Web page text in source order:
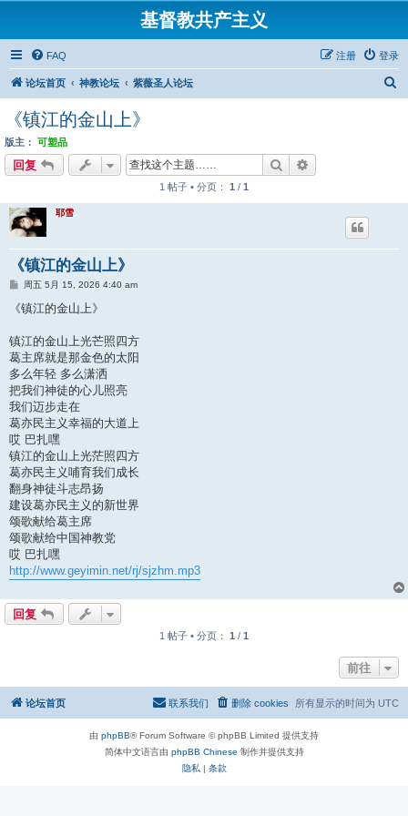
基督教共产主义
FAQ 登录
注册
论坛首页 神教论坛 紫薇圣人论坛
《镇江的金山上》
版主： 可塑品
回复 搜索
1 帖子 • 分页： 1 / 1
耶雪
《镇江的金山上》
帖周五 5月 15, 2026 4:40 am
《镇江的金山上》
镇江的金山上光芒照四方
葛主席就是那金色的太阳
多么年轻 多么潇洒
把我们神徒的心儿照亮
我们迈步走在
葛亦民主义幸福的大道上
哎 巴扎嘿
镇江的金山上光茫照四方
葛亦民主义哺育我们成长
翻身神徒斗志昂扬
建设葛亦民主义的新世界
颂歌献给葛主席
颂歌献给中国神教党
哎 巴扎嘿
http://www.geyimin.net/rj/sjzhm.mp3
回复
1 帖子 • 分页： 1 / 1
前往
论坛首页 所有显示的时间为 UTC
删除 cookies
联系我们
由 phpBB® Forum Software © phpBB Limited 提供支持
简体中文语言由 phpBB Chinese 制作并提供支持
隐私 | 条款